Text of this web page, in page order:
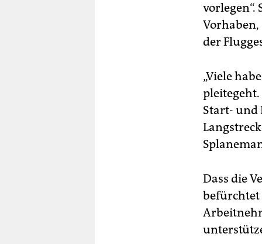
der
„Viele
Start- und
Dass die
befürchtet